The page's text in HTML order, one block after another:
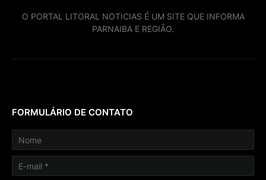
O PORTAL LITORAL NOTICIAS É UM SITE QUE INFORMA
PARNAIBA E REGIÃO.
FORMULÁRIO DE CONTATO